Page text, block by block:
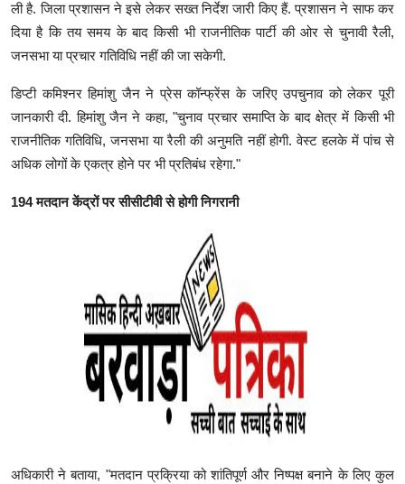
ली है. जिला प्रशासन ने इसे लेकर सख्त निर्देश जारी किए हैं. प्रशासन ने साफ कर
दिया है कि तय समय के बाद किसी भी राजनीतिक पार्टी की ओर से चुनावी रैली,
जनसभा या प्रचार गतिविधि नहीं की जा सकेगी.
डिप्टी कमिश्नर हिमांशु जैन ने प्रेस कॉन्फ्रेंस के जरिए उपचुनाव को लेकर पूरी
जानकारी दी. हिमांशु जैन ने कहा, "चुनाव प्रचार समाप्ति के बाद क्षेत्र में किसी भी
राजनीतिक गतिविधि, जनसभा या रैली की अनुमति नहीं होगी. वेस्ट हलके में पांच से
अधिक लोगों के एकत्र होने पर भी प्रतिबंध रहेगा."
194 मतदान केंद्रों पर सीसीटीवी से होगी निगरानी
अधिकारी ने बताया, "मतदान प्रक्रिया को शांतिपूर्ण और निष्पक्ष बनाने के लिए कुल